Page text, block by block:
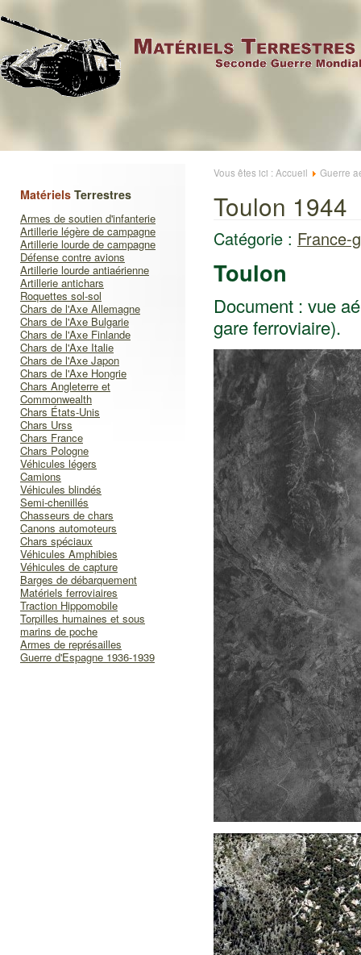
Matériels Terrestres
Armes de soutien d'infanterie
Artillerie légère de campagne
Artillerie lourde de campagne
Défense contre avions
Artillerie lourde antiaérienne
Artillerie antichars
Roquettes sol-sol
Chars de l'Axe Allemagne
Chars de l'Axe Bulgarie
Chars de l'Axe Finlande
Chars de l'Axe Italie
Chars de l'Axe Japon
Chars de l'Axe Hongrie
Chars Angleterre et
Commonwealth
Chars États-Unis
Chars Urss
Chars France
Chars Pologne
Véhicules légers
Camions
Véhicules blindés
Semi-chenillés
Chasseurs de chars
Canons automoteurs
Chars spéciaux
Véhicules Amphibies
Véhicules de capture
Barges de débarquement
Matériels ferroviaires
Traction Hippomobile
Torpilles humaines et sous
marins de poche
Armes de représailles
Guerre d'Espagne 1936-1939
Vous êtes ici : Accueil Guerre
Toulon 1944
Catégorie : France-
Toulon
Document : vue
gare ferroviaire).